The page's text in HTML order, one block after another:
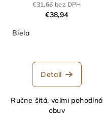
€31,66 bez DPH
€38,94
Biela
Detail
Ručne šitá, veľmi pohodlná
obuv